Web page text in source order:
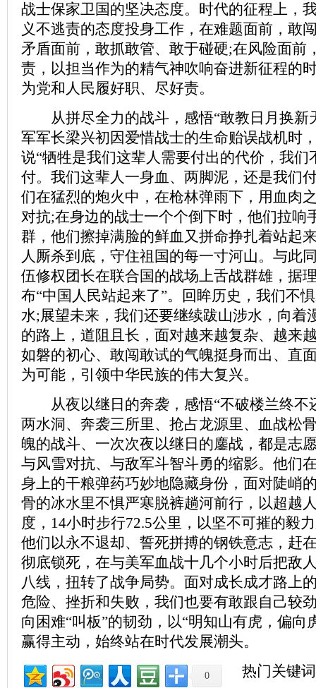
战士保家卫国的坚决态度。时代的征程上，
义不逃责的态度投身工作，在难题面前，敢
矛盾面前，敢抓敢管、敢于碰硬;在风险面前
责，以担当作为的精气神吹响奋进新征程的
为党和人民履好职、尽好责。
从拼尽全力的战斗，感悟“敢教日月换新
军军长梁兴初因爱惜战士的生命贻误战机时
说“牺牲是我们这辈人需要付出的代价，我们
付。我们这辈人一身血、两脚泥，还是我们
们在猛烈的炮火中，在枪林弹雨下，用血肉
对抗;在身边的战士一个个倒下时，他们拉响
群，他们擦掉满脸的鲜血又拼命挣扎着站起
人厮杀到底，守住祖国的每一寸河山。与此
伍修权团长在联合国的战场上舌战群雄，据
布“中国人民站起来了”。回眸历史，我们不
水;展望未来，我们还要继续跋山涉水，向着
的路上，道阻且长，面对越来越复杂、越来
如磐的初心、敢闯敢试的气魄挺身而出、直
为可能，引领中华民族的伟大复兴。
从夜以继日的奔袭，感悟“不破楼兰终不
两水洞、奔袭三所里、抢占龙源里、血战
魄的战斗、一次次夜以继日的鏖战，都是志
与风雪对抗、与敌军斗智斗勇的缩影。他们
身上的干粮弹药巧妙地隐藏身份，面对陡峭
骨的冰水里不惧严寒脱裤趟河前行，以超越
度，14小时步行72.5公里，以坚不可摧的毅
他们以永不退却、誓死拼搏的钢铁意志，赶
彻底锁死，在与美军血战十几个小时后把敌
八线，扭转了战争局势。面对成长成才路上
危险、挫折和失败，我们也要有敢跟自己较
向困难“叫板”的韧劲，以“明知山有虎，偏向
赢得主动，始终站在时代发展潮头。
0 热门关键